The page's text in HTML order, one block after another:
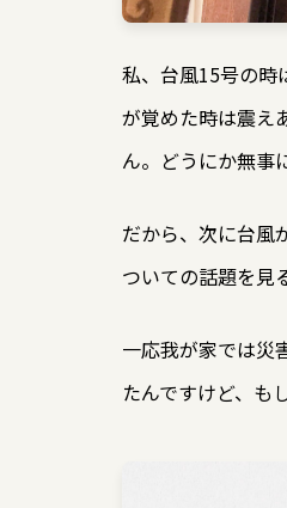
私、台風15号の時
が覚めた時は震え
ん。どうにか無事
だから、次に台風
ついての話題を見
一応我が家では災
たんですけど、も